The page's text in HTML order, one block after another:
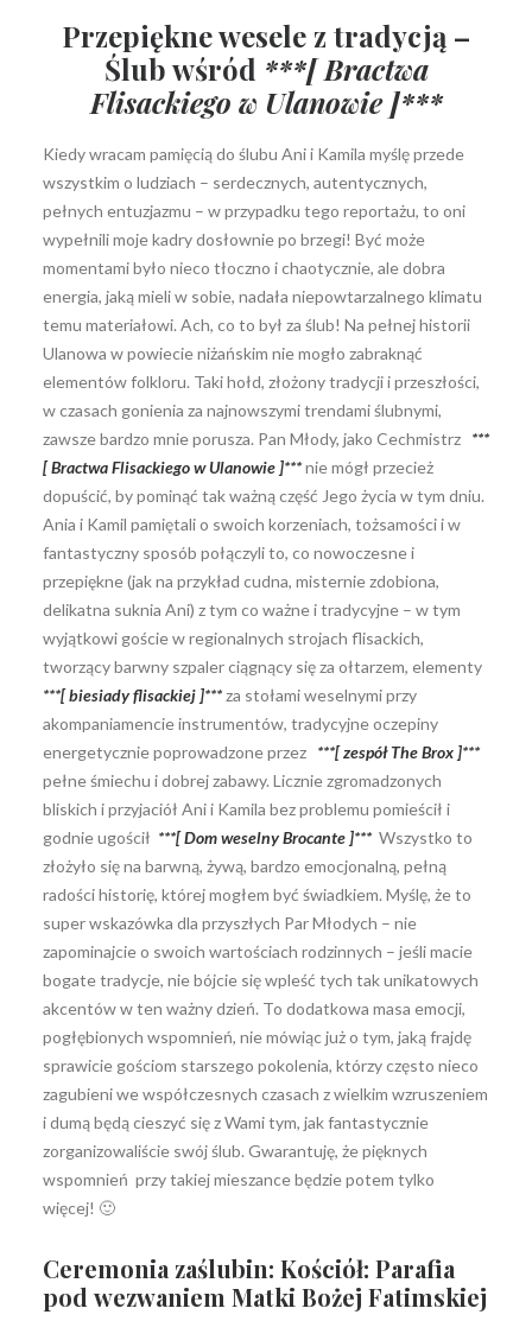
Przepiękne wesele z tradycją –
Ślub wśród ***[ Bractwa
Flisackiego w Ulanowie ]***
Kiedy wracam pamięcią do ślubu Ani i Kamila myślę przede
wszystkim o ludziach – serdecznych, autentycznych,
pełnych entuzjazmu – w przypadku tego reportażu, to oni
wypełnili moje kadry dosłownie po brzegi! Być może
momentami było nieco tłoczno i chaotycznie, ale dobra
energia, jaką mieli w sobie, nadała niepowtarzalnego klimatu
temu materiałowi. Ach, co to był za ślub! Na pełnej historii
Ulanowa w powiecieniżańskim nie mogło zabraknąć
elementów folkloru. Taki hołd, złożony tradycji i przeszłości,
w czasach gonienia za najnowszymi trendami ślubnymi,
zawsze bardzo mnie porusza. Pan Młody, jako Cechmistrz ***
[ Bractwa Flisackiego w Ulanowie ]***nie mógł przecież
dopuścić, by pominąć tak ważną część Jego życia w tym dniu.
Ania i Kamil pamiętali o swoich korzeniach, tożsamości i w
fantastyczny sposób połączyli to, co nowoczesne i
przepiękne (jak na przykład cudna, misternie zdobiona,
delikatna suknia Ani) z tym co ważne i tradycyjne – w tym
wyjątkowi goście w regionalnych strojach flisackich,
tworzący barwny szpaler ciągnący się za ołtarzem, elementy
***[ biesiady flisackiej ]***za stołami weselnymi przy
akompaniamencie instrumentów, tradycyjne oczepiny
energetycznie poprowadzone przez ***[ zespół The Brox ]***
pełne śmiechu i dobrej zabawy. Licznie zgromadzonych
bliskich i przyjaciół Ani i Kamila bez problemu pomieścił i
godnie ugościł ***[ Dom weselny Brocante ]*** Wszystko to
złożyło się na barwną, żywą, bardzo emocjonalną, pełną
radości historię, której mogłem być świadkiem. Myślę, że to
super wskazówka dla przyszłych Par Młodych – nie
zapominajcie o swoich wartościach rodzinnych – jeśli macie
bogate tradycje, nie bójcie się wpleść tych tak unikatowych
akcentów w ten ważny dzień. To dodatkowa masa emocji,
pogłębionych wspomnień, nie mówiąc już o tym, jaką frajdę
sprawicie gościom starszego pokolenia, którzy często nieco
zagubieni we współczesnych czasach z wielkim wzruszeniem
i dumą będą cieszyć się z Wami tym, jak fantastycznie
zorganizowaliście swój ślub. Gwarantuję, że pięknych
wspomnień przy takiej mieszance będzie potem tylko
więcej! 🙂
Ceremonia zaślubin: Kościół: Parafia
pod wezwaniem Matki Bożej Fatimskiej